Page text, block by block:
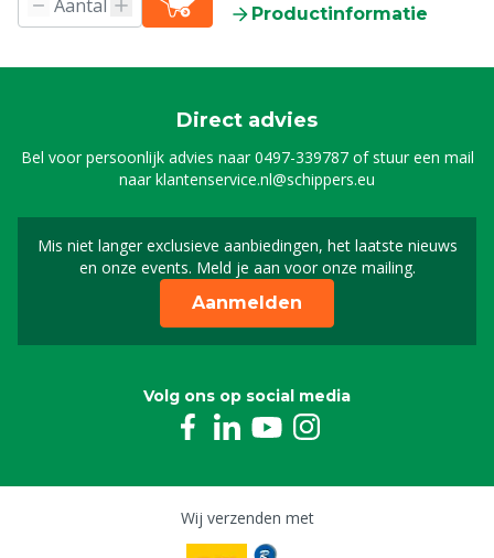
Productinformatie
Direct advies
Bel voor persoonlijk advies naar0497-339787of stuur een mail
naarklantenservice.nl@schippers.eu
Mis niet langer exclusieve aanbiedingen, het laatste nieuws
en onze events. Meld je aan voor onze mailing.
Schrijf je in voor onze
Aanmelden
Volg ons op social media
Wij verzenden met